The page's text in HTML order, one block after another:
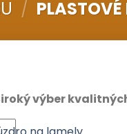
/ PLASTOVÉ
výber